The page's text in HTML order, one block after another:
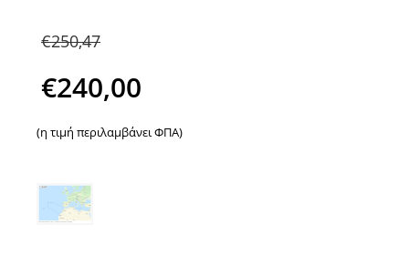
€250,47
price
€250,47.
€240,00
Η
τιμή
(η τιμή περιλαμβάνει ΦΠΑ)